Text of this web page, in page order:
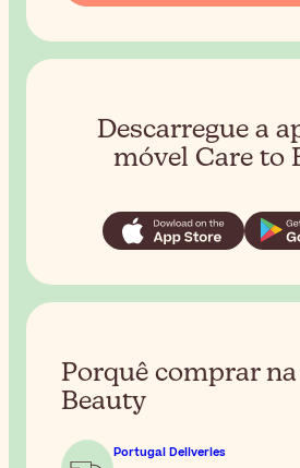
Descarregue a
móvel Care to
Porquê comprar
Beauty
Portugal Deliveries